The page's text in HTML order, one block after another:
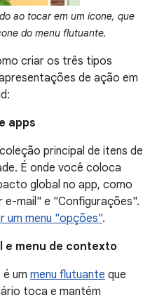
ao tocar em um ícone, que
do menu flutuante.
criar os três tipos
de ação em
apps
principal de itens de
É onde você coloca
global no app, como
e-mail" e "Configurações".
um menu "opções".
e menu de contexto
um menu flutuante que
toca e mantém